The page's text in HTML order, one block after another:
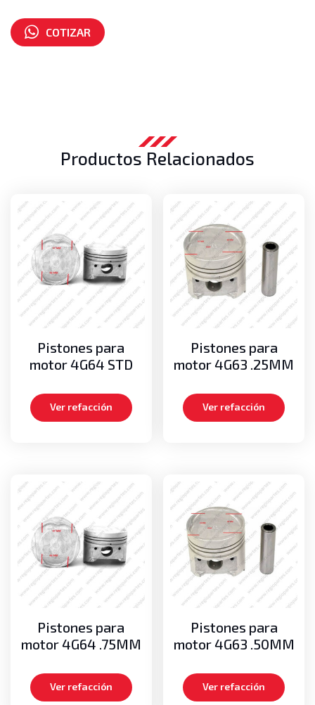
COTIZAR
Productos Relacionados
Pistones para
motor 4G64 STD
Ver refacción
Pistones para
motor 4G63 .25MM
Ver refacción
Pistones para
motor 4G64 .75MM
Ver refacción
Pistones para
motor 4G63 .50MM
Ver refacción